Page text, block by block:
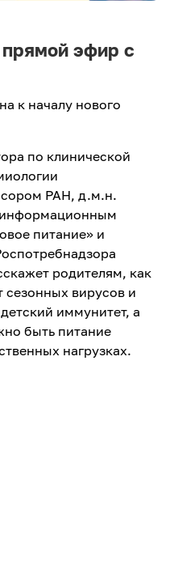
эфир с
к началу нового
по клинической
РАН, д.м.н.
питание» и
родителям, как
сезонных вирусов и
иммунитет, а
быть питание
нагрузках.